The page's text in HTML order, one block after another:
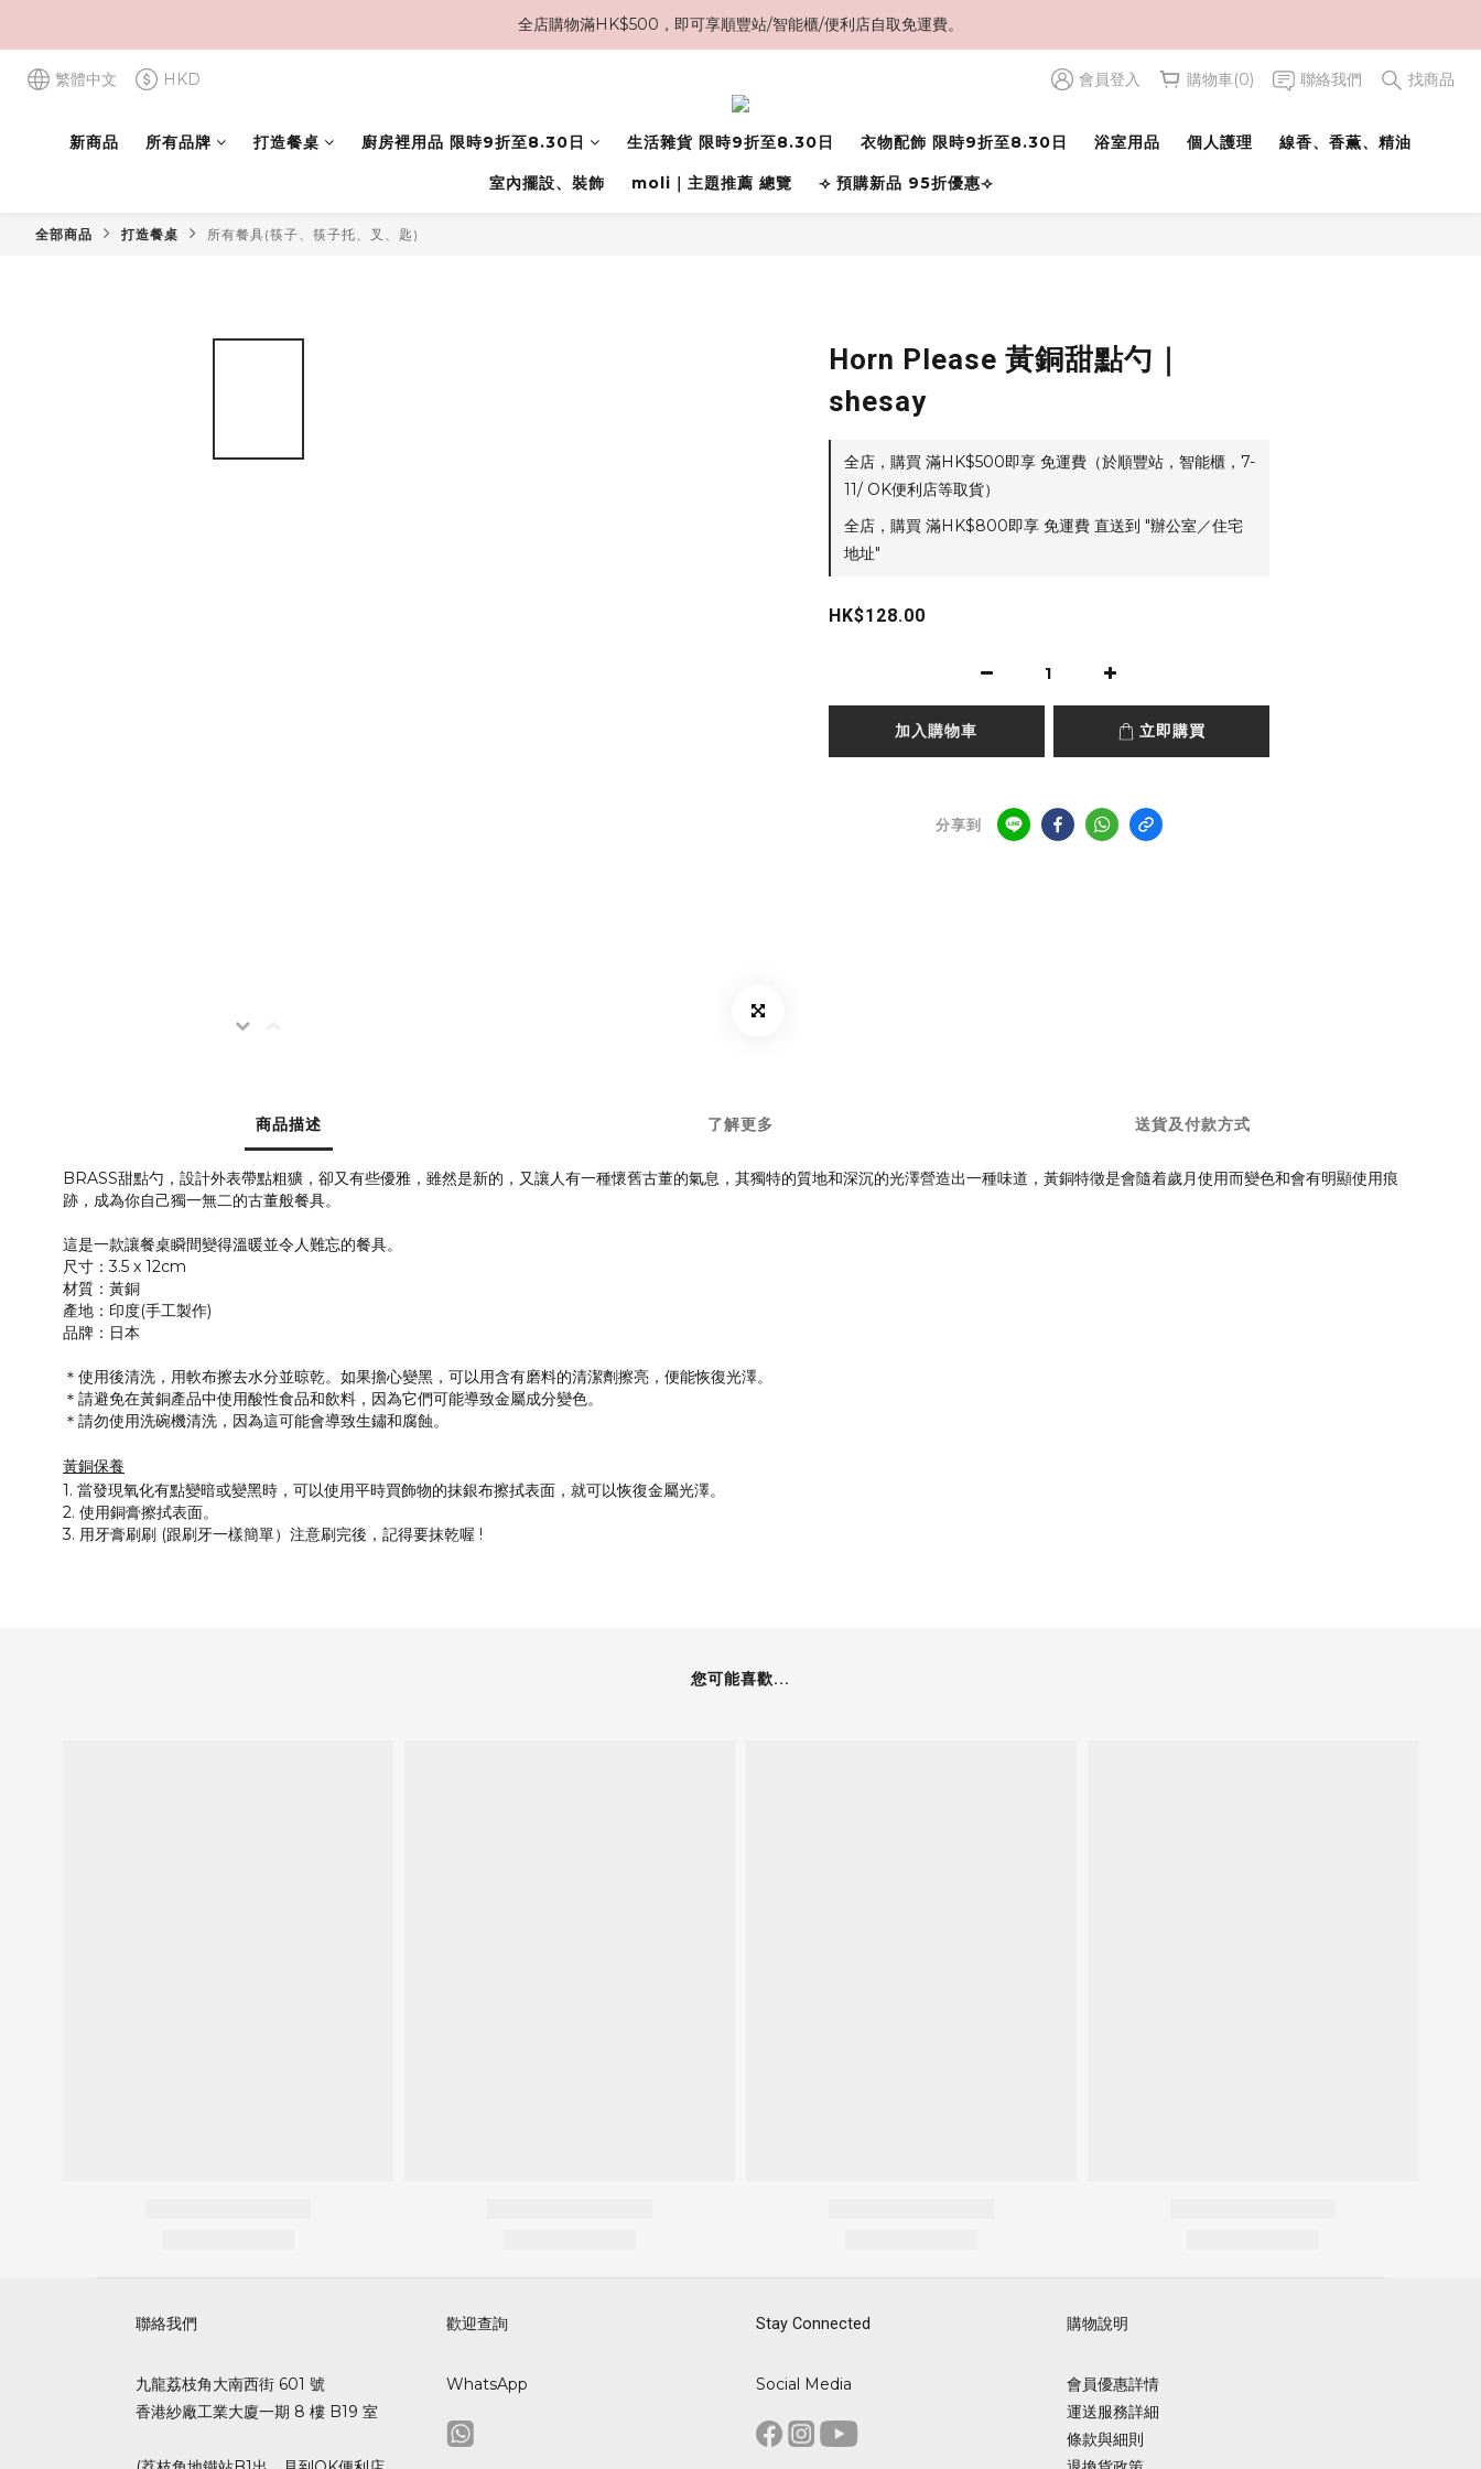
全店購物滿HK$500，即可享順豐站/智能櫃/便利店自取免運費。
繁體中文 HKD 會員登入 購物車(0) 聯絡我們 找商品
新商品 所有品牌 打造餐桌 廚房裡用品 限時9折至8.30日 生活雜貨 限時9折至8.30日 衣物配飾 限時9折至8.30日 浴室用品 個人護理 線香、香薫、精油
室內擺設、裝飾 moli｜主題推薦 總覽 ⟢ 預購新品 95折優惠⟢
全部商品 打造餐桌 所有餐具(筷子、筷子托、叉、匙)
Horn Please 黃銅甜點勺｜
shesay
全店，購買 滿HK$500即享 免運費（於順豐站，智能櫃，7-
11/ OK便利店等取貨）
全店，購買 滿HK$800即享 免運費 直送到 "辦公室／住宅
地址"
HK$128.00
加入購物車 立即購買
分享到
商品描述 了解更多 送貨及付款方式
BRASS甜點勺，設計外表帶點粗獷，卻又有些優雅，雖然是新的，又讓人有一種懷舊古董的氣息，其獨特的質地和深沉的光澤營造出一種味道，黃銅特徵是會隨着歲月使用而變色和會有明顯使用痕
跡，成為你自己獨一無二的古董般餐具。
這是一款讓餐桌瞬間變得溫暖並令人難忘的餐具。
尺寸：3.5 x 12cm
材質：黃銅
產地：印度(手工製作)
品牌：日本
＊使用後清洗，用軟布擦去水分並晾乾。如果擔心變黑，可以用含有磨料的清潔劑擦亮，便能恢復光澤。
＊請避免在黃銅產品中使用酸性食品和飲料，因為它們可能導致金屬成分變色。
＊請勿使用洗碗機清洗，因為這可能會導致生鏽和腐蝕。
黃銅保養
1. 當發現氧化有點變暗或變黑時，可以使用平時買飾物的抹銀布擦拭表面，就可以恢復金屬光澤。
2. 使用銅膏擦拭表面。
3. 用牙膏刷刷 (跟刷牙一樣簡單）注意刷完後，記得要抹乾喔 !
您可能喜歡...
立即購買
聯絡我們
九龍荔枝角大南西街 601 號
香港紗廠工業大廈一期 8 樓 B19 室
歡迎查詢
WhatsApp
Stay Connected
Social Media
購物說明
會員優惠詳情
運送服務詳細
條款與細則